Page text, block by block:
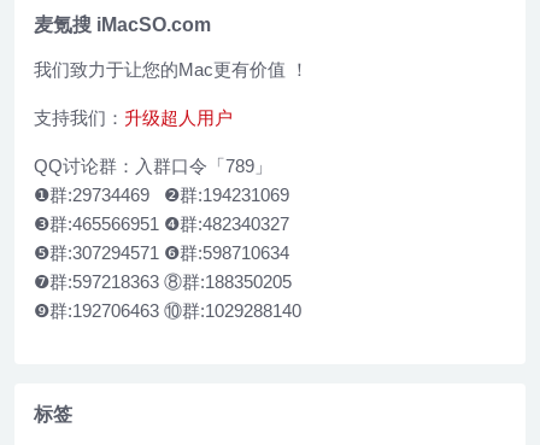
麦氪搜 iMacSO.com
我们致力于让您的Mac更有价值 ！
支持我们： 升级超人用户
QQ讨论群：入群口令「789」
❶群:29734469 ❷群:194231069
❸群:465566951 ❹群:482340327
❺群:307294571 ❻群:598710634
❼群:597218363 ⑧群:188350205
❾群:192706463 ⑩群:1029288140
标签